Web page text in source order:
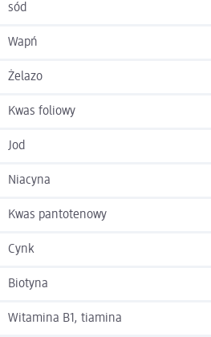
sód
Wapń
Żelazo
Kwas foliowy
Jod
Niacyna
Kwas pantotenowy
Cynk
Biotyna
Witamina B1, tiamina